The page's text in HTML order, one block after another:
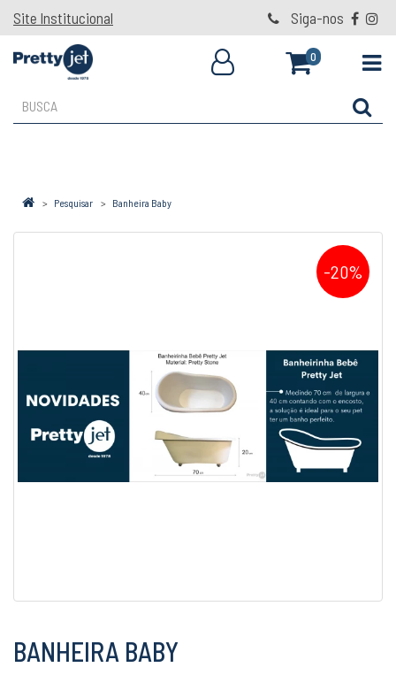
Site Institucional Siga-nos
0
Pesquisar Banheira Baby
-20%
BANHEIRA BABY